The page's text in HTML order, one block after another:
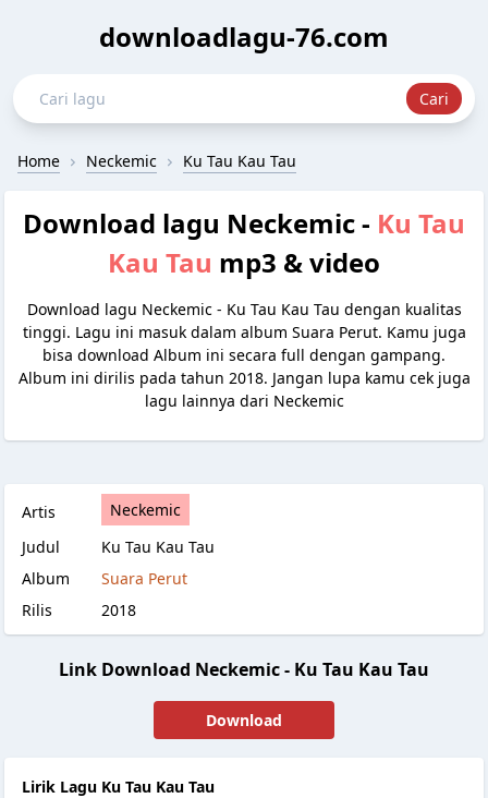
downloadlagu-76.com
Home Neckemic Ku Tau Kau Tau
Download lagu Neckemic - Ku Tau
Kau Tau mp3 & video
Download lagu Neckemic - Ku Tau Kau Tau dengan kualitas
tinggi. Lagu ini masuk dalam album Suara Perut. Kamu juga
bisa download Album ini secara full dengan gampang.
Album ini dirilis pada tahun 2018. Jangan lupa kamu cek juga
lagu lainnya dari Neckemic
Artis
Neckemic
Judul
Ku Tau Kau Tau
Album
Suara Perut
Rilis
2018
Link Download Neckemic - Ku Tau Kau Tau
Download
Lirik Lagu Ku Tau Kau Tau